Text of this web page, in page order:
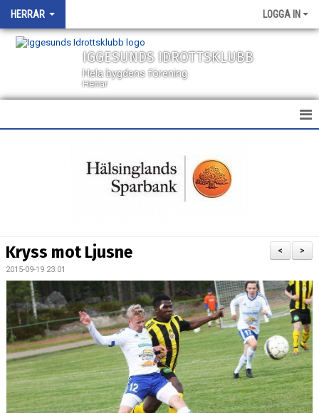
HERRAR LOGGA IN
IGGESUNDS IDROTTSKLUBB
Hela bygdens förening
Herrar
BILDGALLERI
DOKUMENT
KONTAKT
MATCHER
>
<
Kryss mot Ljusne
2015-09-19 23:01